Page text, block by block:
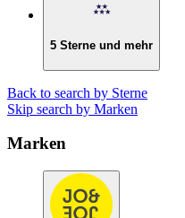
5 Sterne und mehr
Back to search by Sterne
Skip search by Marken
Marken